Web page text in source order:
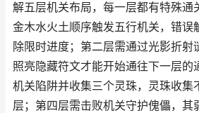
解五层机关布局，每一层都有特殊通
金木水火土顺序触发五行机关，错误
除限时进度；第二层需通过光影折射
照亮隐藏符文才能开始通往下一层的
机关陷阱并收集三个灵珠，灵珠收集
层；第四层需击败机关守护傀儡，其